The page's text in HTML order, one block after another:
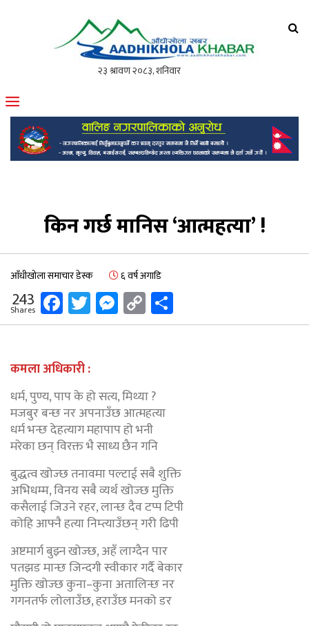
मोफसलकै लोकप्रिय अनलाइन पत्रिका
किन गर्छ मानिस ‘आत्महत्या’ !
आँधीखोला समाचार डेस्क ६ वर्ष अगाडि
243
Shares Facebook
Twitter
Messenger
Copy
Link
कमला अधिकारी :
धर्म, पुण्य, पाप के हो सत्य, मिथ्या ?
मजबुर बन्छ नर अपनाउँछ आत्महत्या
धर्म भन्छ देहत्याग महापाप हो भनी
मरेका छन् विरक्त भै साध्य छैन गनि
बुद्धत्व खोज्छ तनावमा पल्टाई सबै शुक्ति
अभिधम्म, विनय सबै व्यर्थ खोज्छ मुक्ति
कसैलाई जिउने रहर, लान्छ दैव टप्प टिपी
कोहि आफ्नै हत्या निम्त्याउँछन् गरी ढिपी
अष्टमार्ग बुझ्न खोज्छ, अहँ लाग्दैन पार
पतझड मान्छ जिन्दगी स्वीकार गर्दै बेकार
मुक्ति खोज्छ कुना–कुना अतालिन्छ नर
गगनतर्फ लोलाउँछ, हराउँछ मनको डर